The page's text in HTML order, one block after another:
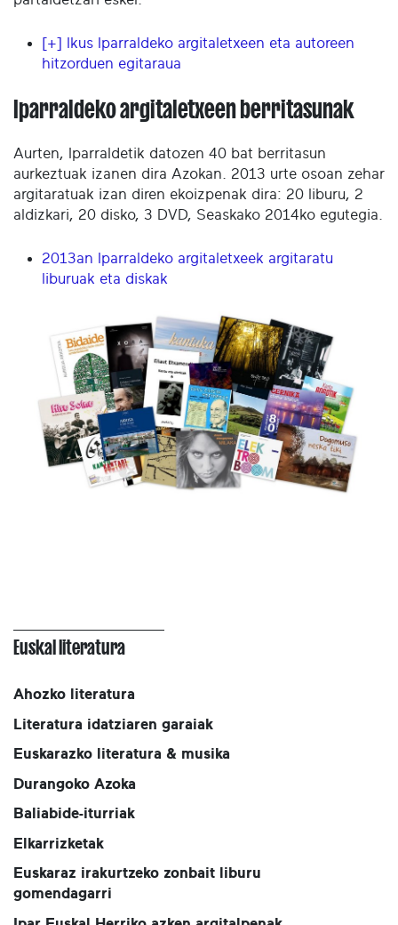
[+] Ikus Iparraldeko argitaletxeen eta autoreen
hitzorduen egitaraua
Iparraldeko argitaletxeen berritasunak
Aurten, Iparraldetik datozen 40 bat berritasun
aurkeztuak izanen dira Azokan. 2013 urte osoan zehar
argitaratuak izan diren ekoizpenak dira: 20 liburu, 2
a ldizkari, 20 disko, 3 DVD, Seaskako 2014ko egutegia.
2013an Iparraldeko argitaletxeek argitaratu
liburuak eta diskak
Euskal literatura
Ahozko literatura
Literatura idatziaren garaiak
Euskarazko literatura & musika
Durangoko Azoka
Baliabide-iturriak
Elkarrizketak
Euskaraz irakurtzeko zonbait liburu
gomendagarri